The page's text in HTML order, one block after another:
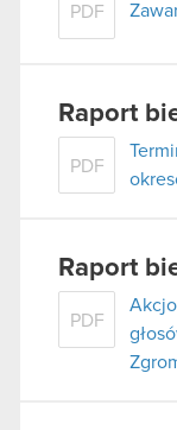
PDF
Raport
PDF
Raport
PDF